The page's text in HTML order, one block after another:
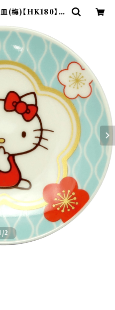
皿(梅)【HK180】H
式オンラインショ
プ
/2